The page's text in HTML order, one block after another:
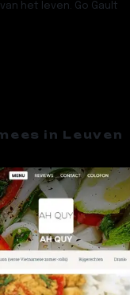
het leven. Go Gault
in Leuven